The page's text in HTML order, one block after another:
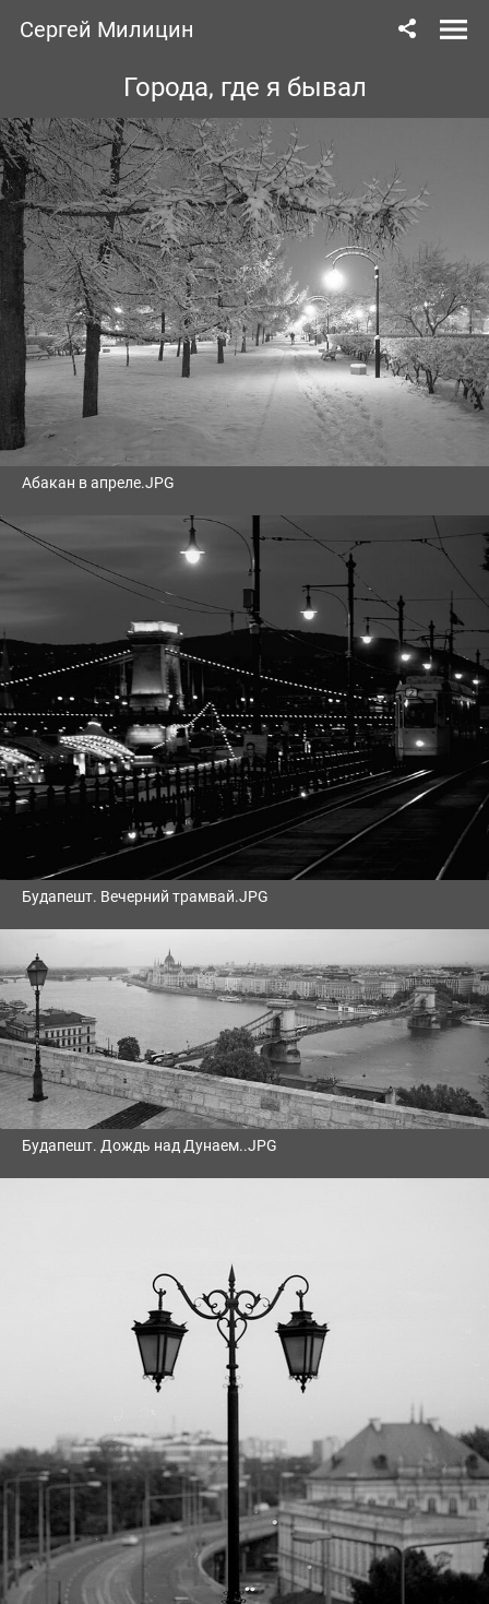
Сергей Милицин
Города, где я бывал
Абакан в апреле.JPG
Будапешт. Вечерний трамвай.JPG
Будапешт. Дождь над Дунаем..JPG